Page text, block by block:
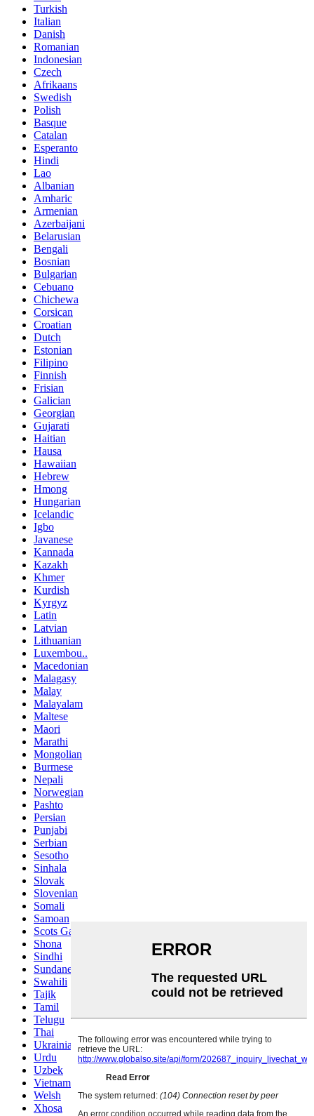
Turkish
Italian
Danish
Romanian
Indonesian
Czech
Afrikaans
Swedish
Polish
Basque
Catalan
Esperanto
Hindi
Lao
Albanian
Amharic
Armenian
Azerbaijani
Belarusian
Bengali
Bosnian
Bulgarian
Cebuano
Chichewa
Corsican
Croatian
Dutch
Estonian
Filipino
Finnish
Frisian
Galician
Georgian
Gujarati
Haitian
Hausa
Hawaiian
Hebrew
Hmong
Hungarian
Icelandic
Igbo
Javanese
Kannada
Kazakh
Khmer
Kurdish
Kyrgyz
Latin
Latvian
Lithuanian
Luxembou..
Macedonian
Malagasy
Malay
Malayalam
Maltese
Maori
Marathi
Mongolian
Burmese
Nepali
Norwegian
Pashto
Persian
Punjabi
Serbian
Sesotho
Sinhala
Slovak
Slovenian
Somali
Samoan
Scots Gaelic
Shona
Sindhi
Sundanese
Swahili
Tajik
Tamil
Telugu
Thai
Ukrainian
Urdu
Uzbek
Vietnamese
Welsh
Xhosa